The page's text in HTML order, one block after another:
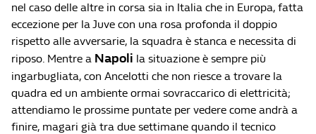
nel caso delle altre in corsa sia in Italia che in Europa, fatta
eccezione per la Juve con una rosa profonda il doppio
rispetto alle avversarie, la squadra è stanca e necessita di
riposo. Mentre a Napoli la situazione è sempre più
ingarbugliata, con Ancelotti che non riesce a trovare la
quadra ed un ambiente ormai sovraccarico di elettricità;
attendiamo le prossime puntate per vedere come andrà a
finire, magari già tra due settimane quando il tecnico